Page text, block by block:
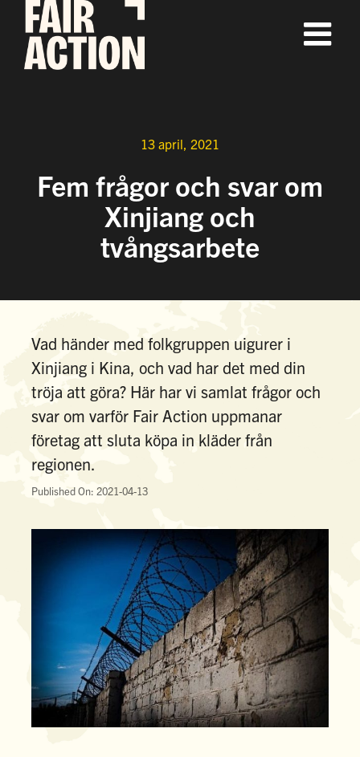
Fortsätt
innehållet
13 april, 2021
Fem frågor och svar om
Xinjiang och
tvångsarbete
Vad händer med folkgruppen uigurer i
Xinjiang i Kina, och vad har det med din
tröja att göra? Här har vi samlat frågor och
svar om varför Fair Action uppmanar
företag att sluta köpa in kläder från
regionen.
Published On: 2021-04-13